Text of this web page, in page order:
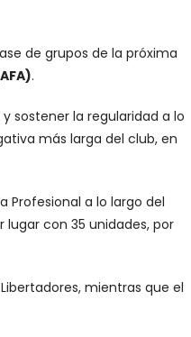
de grupos de la próxima
.
sostener la regularidad a lo
más larga del club, en
Profesional a lo largo del
con 35 unidades, por
mientras que el